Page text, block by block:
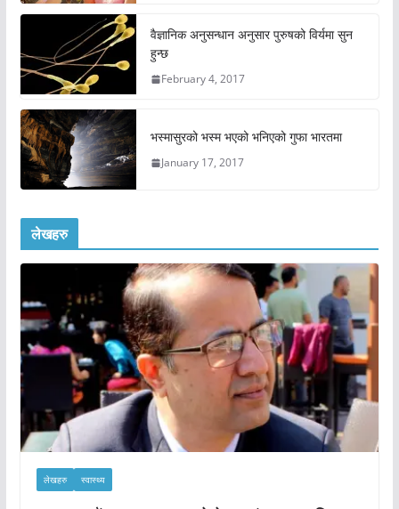
वैज्ञानिक अनुसन्धान अनुसार पुरुषको विर्यमा सुन
हुन्छ
February 4, 2017
भस्मासुरको भस्म भएको भनिएको गुफा भारतमा
January 17, 2017
लेखहरु
लेखहरु स्वास्थ्य